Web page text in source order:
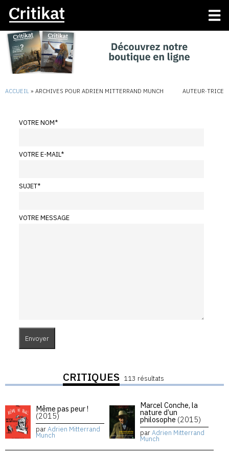
ACCUEIL » ARCHIVES POUR ADRIEN MITTERRAND MUNCH AUTEUR·TRICE
VOTRE NOM*
VOTRE E-MAIL*
SUJET*
VOTRE MESSAGE
CRITIQUES 113 résultats
Même pas peur !
(2015)
parAdrien Mitterrand
Munch
Marcel Conche, la
nature d’un
philosophe (2015)
parAdrien Mitterrand
Munch